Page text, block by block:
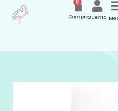
Cuenta
0
Compras